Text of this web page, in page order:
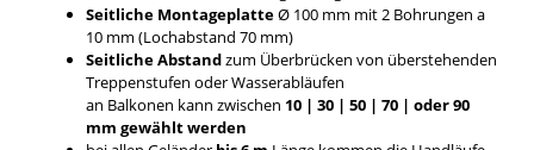
Seitliche MontageplatteØ 100 mm mit 2 Bohrungen a
10 mm (Lochabstand 70 mm)
Seitliche Abstandzum Überbrücken von überstehenden
Treppenstufen oder Wasserabläufen
an Balkonen kann zwischen 10 | 30 | 50 | 70 | oder 90
mm gewählt werden